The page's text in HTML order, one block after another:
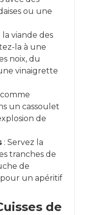
ou une
viande des
la à une
noix, du
vinaigrette
un cassoulet
de
: Servez la
tranches de
de
pour un apéritif
de